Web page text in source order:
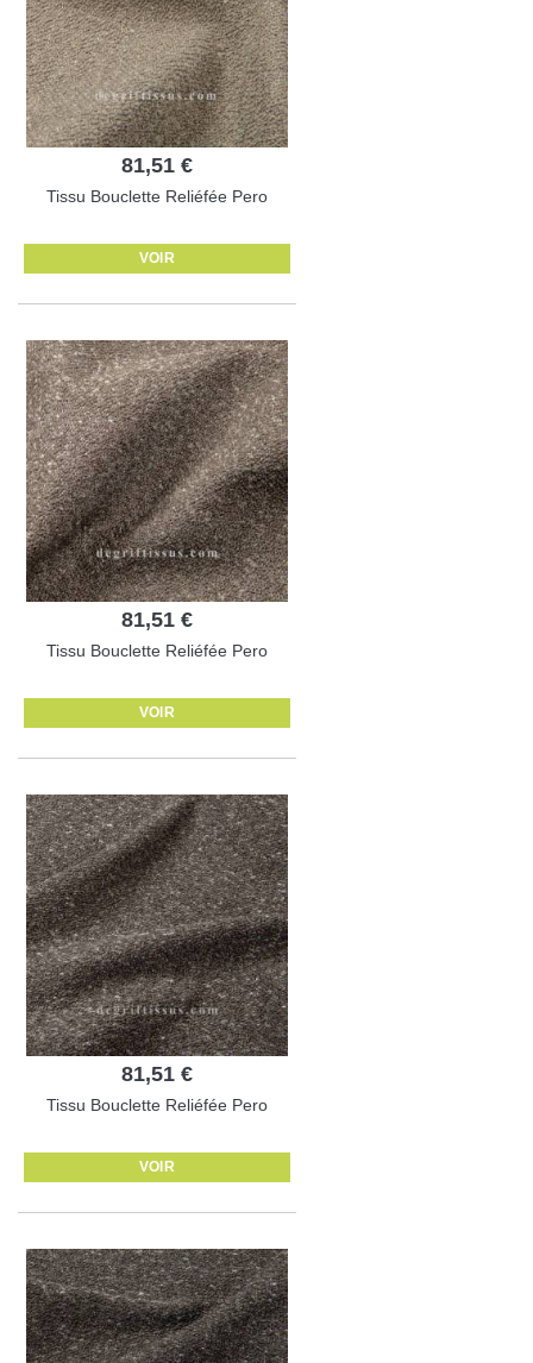
81,51 €
Tissu Bouclette Reliéfée Pero
VOIR
81,51 €
Tissu Bouclette Reliéfée Pero
VOIR
81,51 €
Tissu Bouclette Reliéfée Pero
VOIR